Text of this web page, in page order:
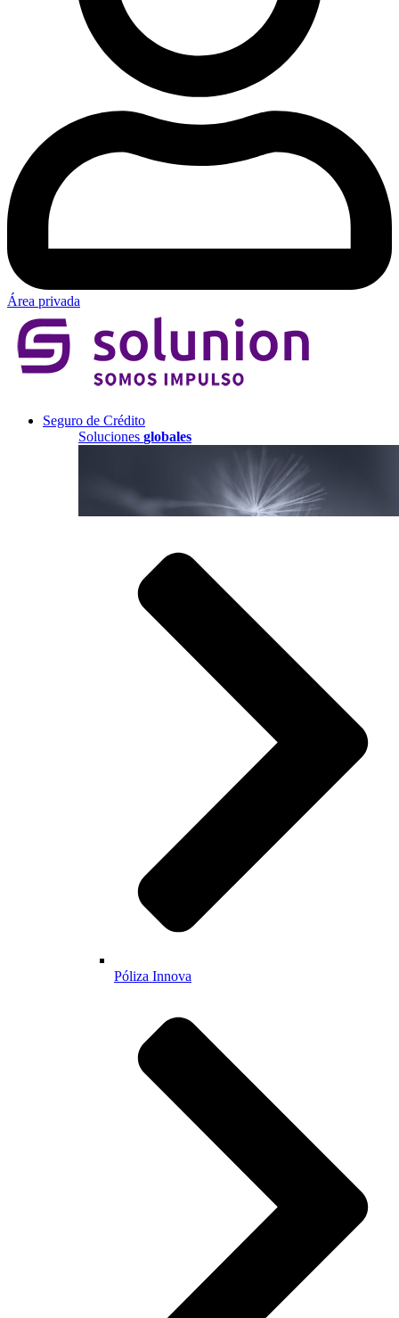
Área privada
Seguro de Crédito
Soluciones globales
Póliza Innova